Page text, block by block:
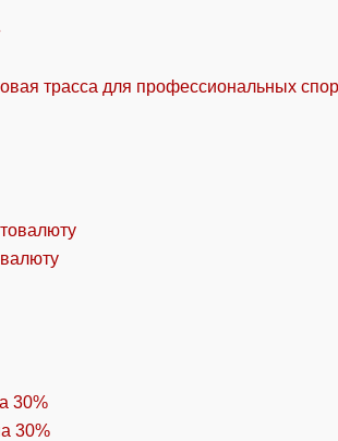
трасса для профессиональных
30%